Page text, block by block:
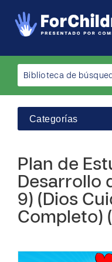
Categorías
Plan de
Desarrollo
9) (Dios
Completo)